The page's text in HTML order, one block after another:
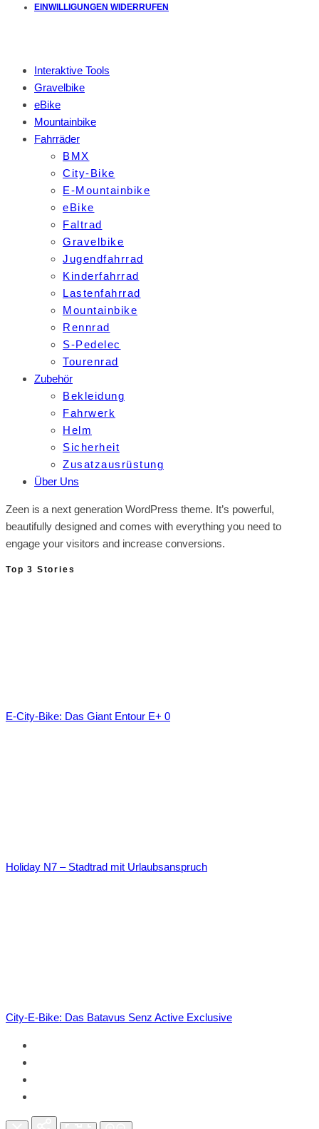
EINWILLIGUNGEN WIDERRUFEN
Interaktive Tools
Gravelbike
eBike
Mountainbike
Fahrräder
BMX
City-Bike
E-Mountainbike
eBike
Faltrad
Gravelbike
Jugendfahrrad
Kinderfahrrad
Lastenfahrrad
Mountainbike
Rennrad
S-Pedelec
Tourenrad
Zubehör
Bekleidung
Fahrwerk
Helm
Sicherheit
Zusatzausrüstung
Über Uns
Zeen is a next generation WordPress theme. It’s powerful,
beautifully designed and comes with everything you need to
engage your visitors and increase conversions.
Top 3 Stories
E-City-Bike: Das Giant Entour E+ 0
Holiday N7 – Stadtrad mit Urlaubsanspruch
City-E-Bike: Das Batavus Senz Active Exclusive